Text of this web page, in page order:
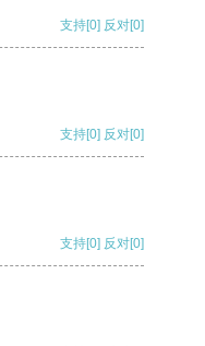
支持[0] 反对[0]
支持[0] 反对[0]
支持[0] 反对[0]